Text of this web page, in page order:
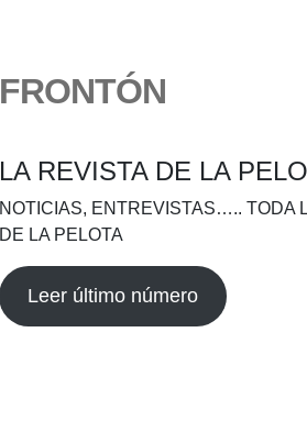
FRONTÓN
LA REVISTA DE LA
NOTICIAS, ENTREVISTAS….. TODA
DE LA PELOTA
Leer último número